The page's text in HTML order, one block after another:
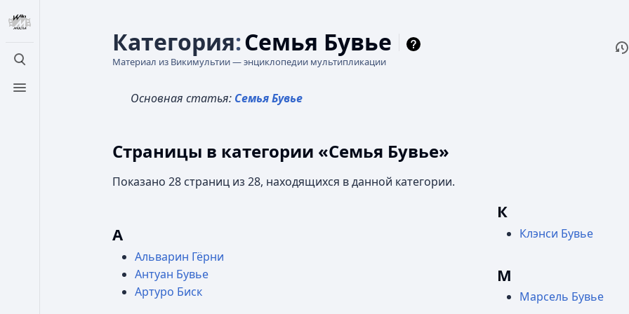
Открыть поиск
Открыть меню
Категория:Семья Бувье
Материал из Викимультии — энциклопедии мультипликации
Основная статья: Семья Бувье
Страницы в категории «Семья Бувье»
Показано 28 страниц из 28, находящихся в данной категории.
А
Альварин Гёрни
Антуан Бувье
Артуро Биск
К
Клэнси Бувье
М
Марсель Бувье